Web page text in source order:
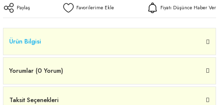
Paylaş Fiyatı Düşünce Haber Ver
Ürün Bilgisi
Yorumlar (0 Yorum)
Taksit Seçenekleri